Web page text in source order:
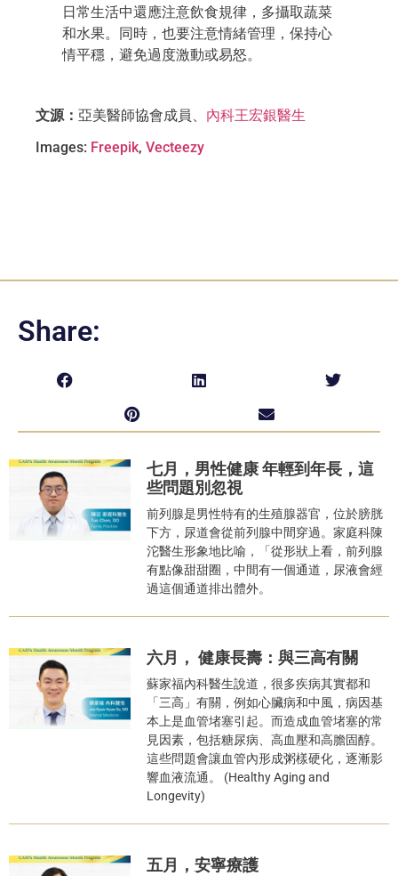
日常生活中還應注意飲食規律，多攝取蔬菜
和水果。同時，也要注意情緒管理，保持心
情平穩，避免過度激動或易怒。
文源： 亞美醫師協會成員、 內科王宏銀醫生
Images: Freepik, Vecteezy
Share:
七月，男性健康 年輕到年長，這
些問題別忽視
前列腺是男性特有的生殖腺器官，位於膀胱
下方，尿道會從前列腺中間穿過。家庭科陳
沱醫生形象地比喻，「從形狀上看，前列腺
有點像甜甜圈，中間有一個通道，尿液會經
過這個通道排出體外。
六月， 健康長壽：與三高有關
蘇家福內科醫生說道，很多疾病其實都和
「三高」有關，例如心臟病和中風，病因基
本上是血管堵塞引起。而造成血管堵塞的常
見因素，包括糖尿病、高血壓和高膽固醇。
這些問題會讓血管內形成粥樣硬化，逐漸影
響血液流通。 (Healthy Aging and
Longevity)
五月，安寧療護